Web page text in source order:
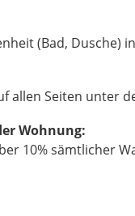
(Bad, Dusche)
allen Seiten unter
Wohnung:
10% sämtlicher